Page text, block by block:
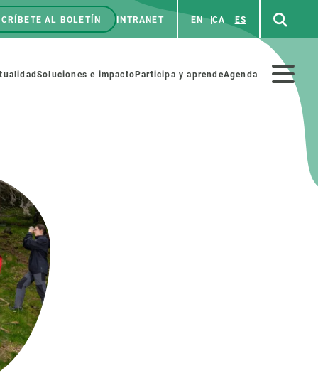
AL BOLETÍN INTRANET EN CA ES
Soluciones e impacto Participa y aprendeAgenda
Recursos Humanos
académicas
PF
ERC
de másteres y doctorado
sabático